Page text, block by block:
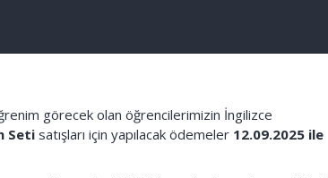
görecek olan öğrencilerimizin İngilizce
Seti satışları için yapılacak ödemeler 12.09.2025 ile